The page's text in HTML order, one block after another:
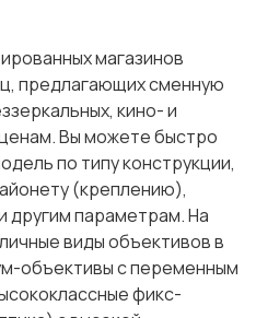
магазинов
предлагающих сменную
кино- и
Вы можете быстро
по типу конструкции,
(креплению),
другим параметрам. На
виды объективов в
объективы с переменным
фикс-